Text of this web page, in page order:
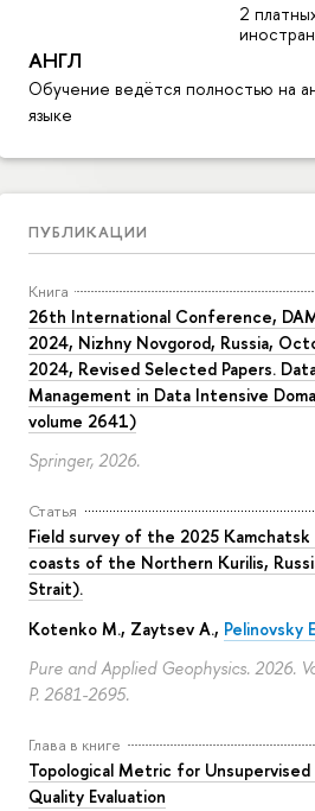
2
АНГЛ
Обучение ведётся полностью на
языке
ПУБЛИКАЦИИ
Книга
26th International Conference,
2024, Nizhny Novgorod, Russia,
2024, Revised Selected Papers.
Management in Data Intensive
volume 2641)
Springer, 2026.
Статья
Field survey of the 2025 Kamchatsk
coasts of the Northern Kurilis,
Strait).
Kotenko M., Zaytsev A., Pelinovsky
Pure and Applied Geophysics. 2026.
P. 2681-2695.
Глава в книге
Topological Metric for Unsupervised
Quality Evaluation